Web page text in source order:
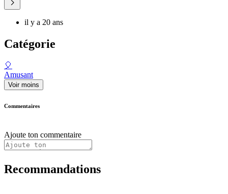
il y a 20 ans
Catégorie
🎈
Amusant
Voir moins
Commentaires
Ajoute ton commentaire
Recommandations